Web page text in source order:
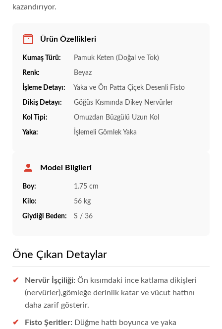
kazandırıyor.
Ürün Özellikleri
Kumaş Türü: Pamuk Keten (Doğal ve Tok)
Renk: Beyaz
İşleme Detayı: Yaka ve Ön Patta Çiçek Desenli Fisto
Dikiş Detayı: Göğüs Kısmında Dikey Nervürler
Kol Tipi: Omuzdan Büzgülü Uzun Kol
Yaka: İşlemeli Gömlek Yaka
Model Bilgileri
Boy: 1.75 cm
Kilo: 56 kg
Giydiği Beden: S / 36
Öne Çıkan Detaylar
Nervür İşçiliği: Ön kısımdaki ince katlama dikişleri
(nervürler),gömleğe derinlik katar ve vücut hattını
daha zarif gösterir.
Fisto Şeritler: Düğme hattı boyunca ve yaka